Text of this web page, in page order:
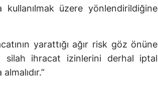
kullanılmak üzere yönlendirildiğine
yarattığı ağır risk göz önüne
silah ihracat izinlerini derhal iptal